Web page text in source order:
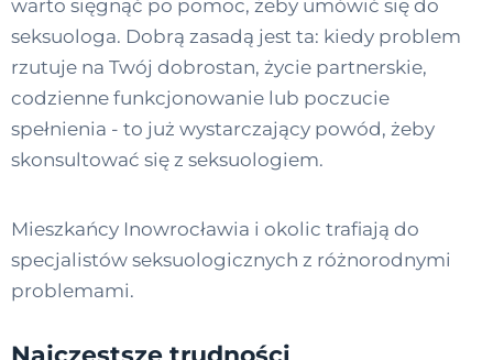
warto sięgnąć po pomoc, żeby umówić się do
seksuologa. Dobrą zasadą jest ta: kiedy problem
rzutuje na Twój dobrostan, życie partnerskie,
codzienne funkcjonowanie lub poczucie
spełnienia - to już wystarczający powód, żeby
skonsultować się z seksuologiem.
Mieszkańcy Inowrocławia i okolic trafiają do
specjalistów seksuologicznych z różnorodnymi
problemami.